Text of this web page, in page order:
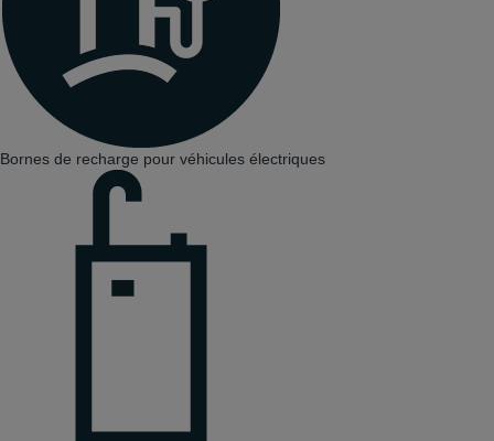
Bornes de recharge pour véhicules électriques